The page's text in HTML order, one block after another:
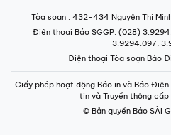
Tòa soạn : 432-434 Nguyễn Thị
Điện thoại Báo SGGP: (028)
3.9294.097,
Điện thoại Tòa soạn Báo
Giấy phép hoạt động Báo in và Báo
tin và Truyền thông
© Bản quyền Báo SÀI